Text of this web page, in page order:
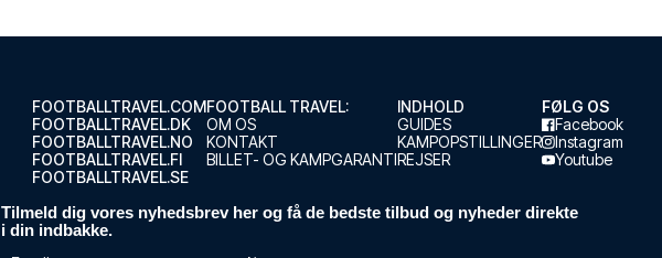
FOOTBALLTRAVEL.COM
FOOTBALLTRAVEL.DK
FOOTBALLTRAVEL.NO
FOOTBALLTRAVEL.FI
FOOTBALLTRAVEL.SE
FOOTBALL TRAVEL:
OM OS
KONTAKT
BILLET- OG KAMPGARANTI
INDHOLD
GUIDES
KAMPOPSTILLINGER
REJSER
FØLG OS
Facebook
Instagram
Youtube
Tilmeld dig vores nyhedsbrev her og få de bedste tilbud og nyheder direkte
i din indbakke.